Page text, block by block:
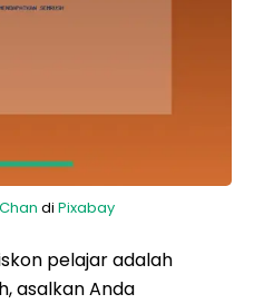
di Pixabay
pelajar adalah
asalkan Anda